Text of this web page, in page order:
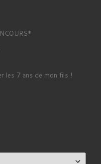
les 7 ans de mon fils !